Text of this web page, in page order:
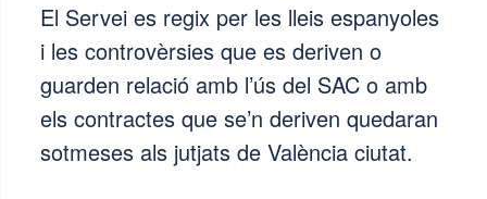
El Servei es regix per les lleis espanyoles
i les controvèrsies que es deriven o
guarden relació amb l’ús del SAC o amb
els contractes que se’n deriven quedaran
sotmeses als jutjats de València ciutat.